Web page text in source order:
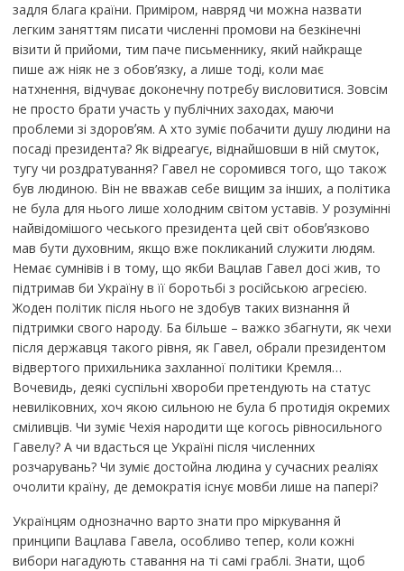
задля блага країни. Приміром, навряд чи можна назвати
легким заняттям писати численні промови на безкінечні
візити й прийоми, тим паче письменнику, який найкраще
пише аж ніяк не з обов’язку, а лише тоді, коли має
натхнення, відчуває доконечну потребу висловитися. Зовсім
не просто брати участь у публічних заходах, маючи
проблеми зі здоровʼям. А хто зуміє побачити душу людини на
посаді президента? Як відреагує, віднайшовши в ній смуток,
тугу чи роздратування? Гавел не соромився того, що також
був людиною. Він не вважав себе вищим за інших, а політика
не була для нього лише холодним світом уставів. У розумінні
найвідомішого чеського президента цей світ обовʼязково
мав бути духовним, якщо вже покликаний служити людям.
Немає сумнівів і в тому, що якби Вацлав Гавел досі жив, то
підтримав би Україну в її боротьбі з російською агресією.
Жоден політик після нього не здобув таких визнання й
підтримки свого народу. Ба більше – важко збагнути, як чехи
після державця такого рівня, як Гавел, обрали президентом
відвертого прихильника захланної політики Кремля…
Вочевидь, деякі суспільні хвороби претендують на статус
невиліковних, хоч якою сильною не була б протидія окремих
сміливців. Чи зуміє Чехія народити ще когось рівносильного
Гавелу? А чи вдасться це Україні після численних
розчарувань? Чи зуміє достойна людина у сучасних реаліях
очолити країну, де демократія існує мовби лише на папері?
Українцям однозначно варто знати про міркування й
принципи Вацлава Гавела, особливо тепер, коли кожні
вибори нагадують ставання на ті самі граблі. Знати, щоб